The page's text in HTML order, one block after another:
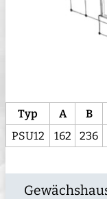
Typ A B
PSU12
162 236